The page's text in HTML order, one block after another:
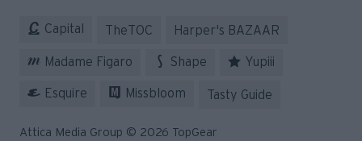
Capital TheTOC Harper's BAZAAR
Madame Figaro Shape Yupiii
Esquire Missbloom Tasty Guide
Attica Media Group © 2026 TopGear